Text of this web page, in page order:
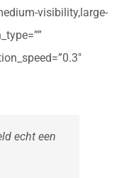
visibility,large-
echt een